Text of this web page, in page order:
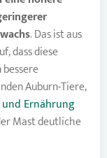
. Das ist aus
dass diese
Auburn-Tiere,
Ernährung
Mast deutliche